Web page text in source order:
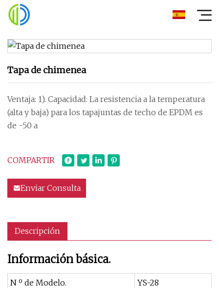
Tapa de chimenea
Ventaja: 1). Capacidad: La resistencia a la temperatura
(alta y baja) para los tapajuntas de techo de EPDM es
de -50 a
COMPARTIR
Enviar Consulta
Descripción
Información básica.
N º de Modelo.
YS-28